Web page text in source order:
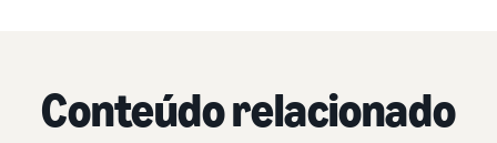
Conteúdo relacionado